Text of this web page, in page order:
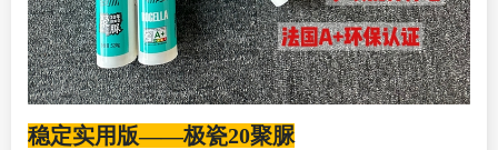
稳定实用版——极瓷20聚脲